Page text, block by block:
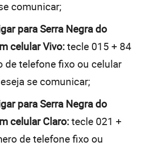
comunicar;
para Serra Negra do
celular Vivo:tecle 015 + 84
de telefone fixo ou celular
se comunicar;
para Serra Negra do
celular Claro:tecle 021 +
de telefone fixo ou